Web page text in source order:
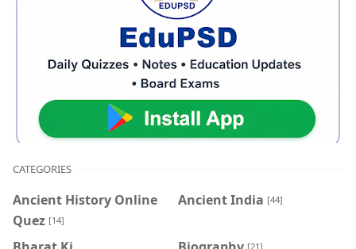
CATEGORIES
Ancient History Online
Quez [14]
Ancient India [44]
[21]